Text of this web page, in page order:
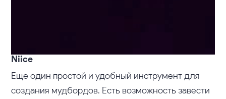
Niice
Еще один простой и удобный инструмент для
создания мудбордов. Есть возможность завести